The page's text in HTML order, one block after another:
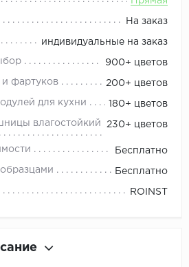
На заказ
индивидуальные на заказ
900+ цветов
фартуков 200+ цветов
для кухни 180+ цветов
влагостойкий 230+ цветов
Бесплатно
Бесплатно
ROINST